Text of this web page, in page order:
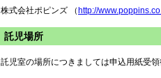
株式会社ポピンズ （ http://
託児場所
託児室の場所につきましては申込用紙受領